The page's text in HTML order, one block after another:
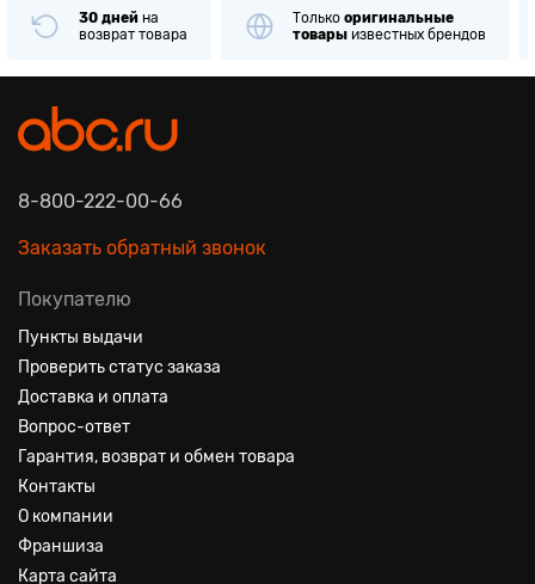
30 дней на
возврат товара
Только оригинальные
товары известных брендов
8-800-222-00-66
Заказать обратный звонок
Покупателю
Пункты выдачи
Проверить статус заказа
Доставка и оплата
Вопрос-ответ
Гарантия, возврат и обмен товара
Контакты
О компании
Франшиза
Карта сайта